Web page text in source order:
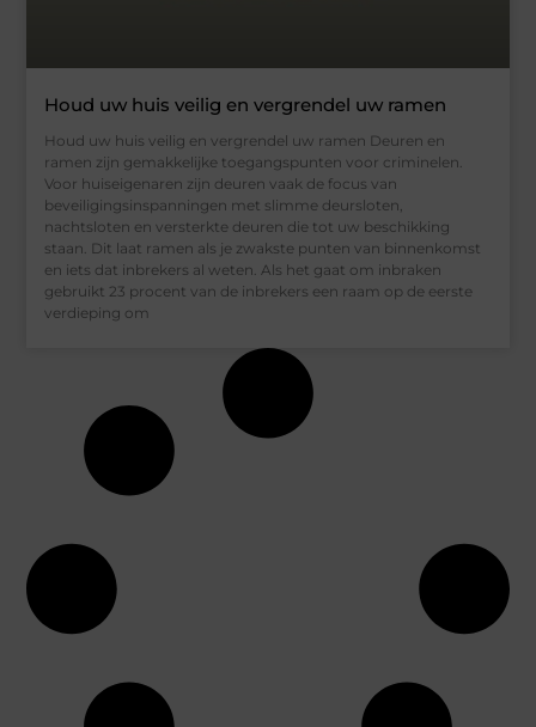
Houd uw huis veilig en vergrendel uw ramen
Houd uw huis veilig en vergrendel uw ramen Deuren en
ramen zijn gemakkelijke toegangspunten voor criminelen.
Voor huiseigenaren zijn deuren vaak de focus van
beveiligingsinspanningen met slimme deursloten,
nachtsloten en versterkte deuren die tot uw beschikking
staan. Dit laat ramen als je zwakste punten van binnenkomst
en iets dat inbrekers al weten. Als het gaat om inbraken
gebruikt 23 procent van de inbrekers een raam op de eerste
verdieping om